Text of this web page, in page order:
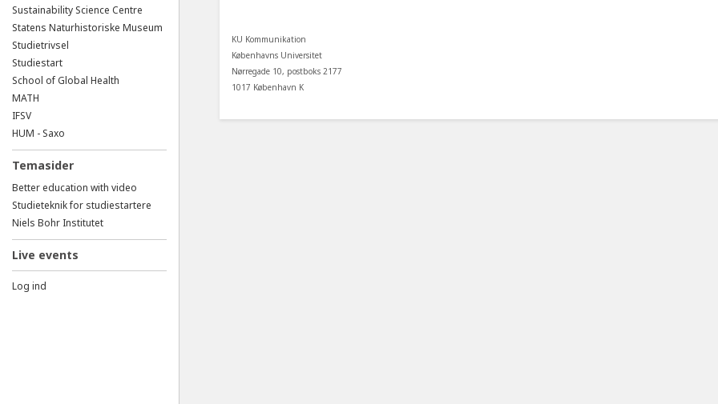
Sustainability Science Centre
Statens Naturhistoriske Museum
Studietrivsel
Studiestart
School of Global Health
MATH
IFSV
HUM - Saxo
Temasider
Better education with video
Studieteknik for studiestartere
Niels Bohr Institutet
Live events
Log ind
KU Kommunikation
Københavns Universitet
Nørregade 10, postboks 2177
1017 København K